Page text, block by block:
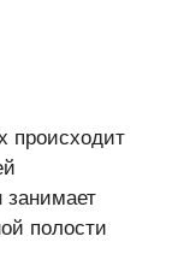
происходит
занимает
полости